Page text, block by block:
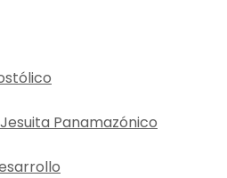
Panamazónico